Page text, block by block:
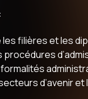
filières et les
procédures
d’avenir